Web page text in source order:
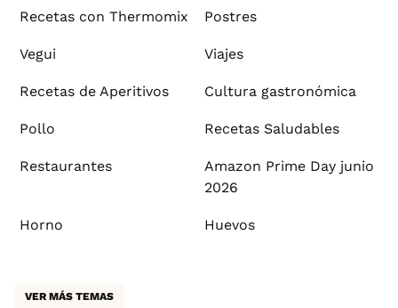
Recetas con Thermomix Postres
Vegui Viajes
Recetas de Aperitivos Cultura gastronómica
Pollo Recetas Saludables
Restaurantes
Amazon Prime Day junio
2026
Horno Huevos
VER MÁS TEMAS